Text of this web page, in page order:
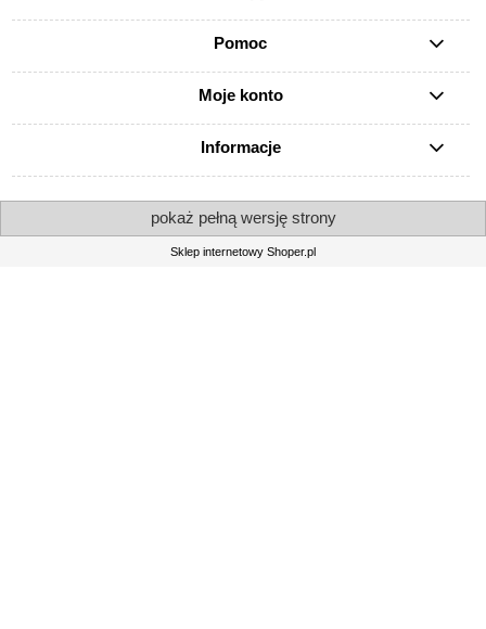
Pomoc
Moje konto
Informacje
pokaż pełną wersję strony
Sklep internetowy Shoper.pl